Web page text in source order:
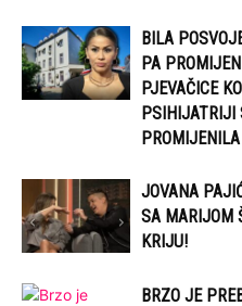
BILA
PA
PJEVAČICE
PSIHIJATRIJI
JOVANA
SA MARIJOM
KRIJU!
BRZO JE